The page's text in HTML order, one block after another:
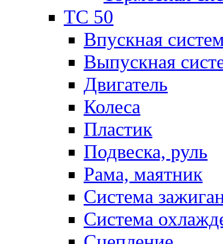
TC 50
Впускная
Выпускная
Двигатель
Колеса
Пластик
Подвеска, руль
Рама, маятник
Система
Система